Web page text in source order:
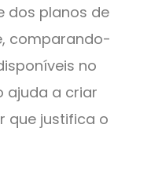
dos planos de
comparando-
no
ajuda a criar
que justifica o